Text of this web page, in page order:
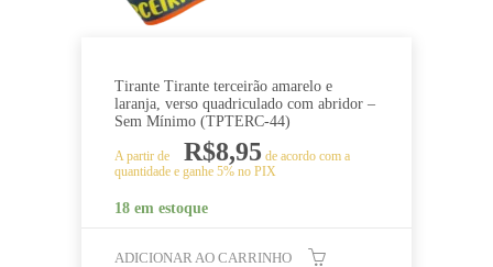
Tirante Tirante terceirão amarelo e
laranja, verso quadriculado com abridor –
Sem Mínimo (TPTERC-44)
A partir de R$8,95 de acordo com a
quantidade e ganhe 5% no PIX
18 em estoque
ADICIONAR AO CARRINHO